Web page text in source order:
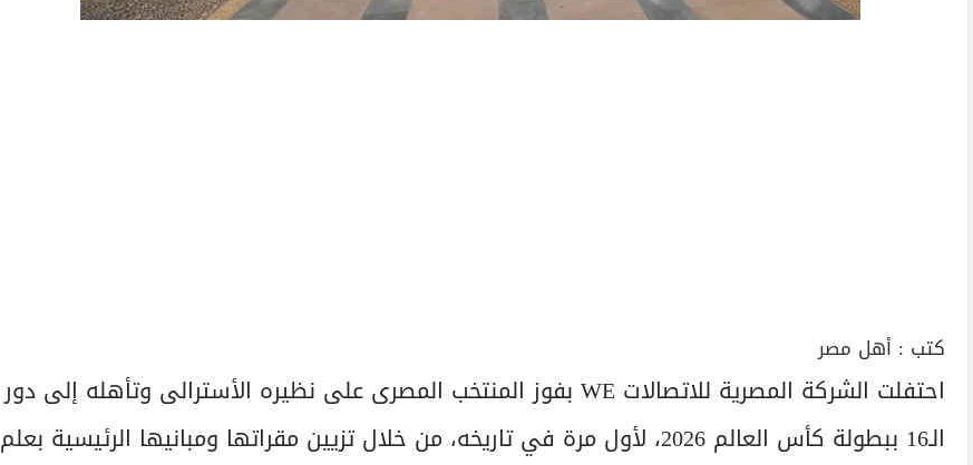
كتب : أهل مصر
احتفلت الشركة المصرية للاتصالات WE بفوز المنتخب المصرى على نظيره الأسترالى وتأهله إلى دور
الـ16 ببطولة كأس العالم 2026، لأول مرة في تاريخه، من خلال تزيين مقراتها ومبانيها الرئيسية بعلم